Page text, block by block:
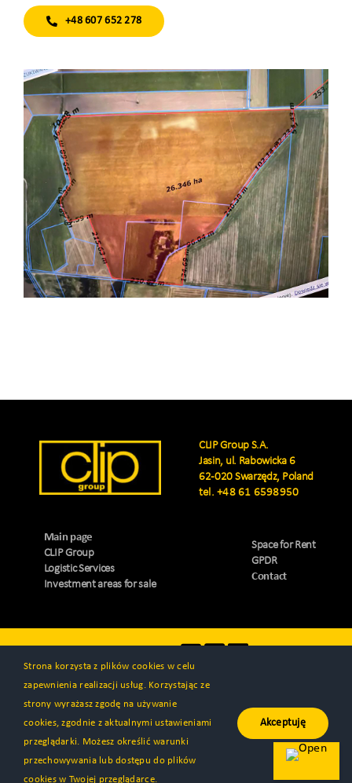
+48 607 652 278
CLIP Group S.A.
Jasin, ul. Rabowicka 6
62-020 Swarzędz, Poland
tel.+48 61 6598950
Main page
CLIP Group
Logistic Services
Investment areas for sale
Space for Rent
GPDR
Contact
© All rights reserved 2000 - 2026 | CLIP Group S.A. | Created by
Programa™
Strona korzysta z plików cookies w celu
zapewnienia realizacji usług. Korzystając ze
strony wyrażasz zgodę na używanie
cookies, zgodnie z aktualnymi ustawieniami
przeglądarki. Możesz określić warunki
przechowywania lub dostępu do plików
cookies w Twojej przeglądarce.
Akceptuję